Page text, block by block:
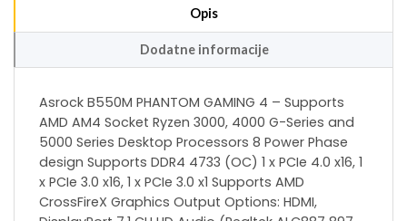
Opis
Dodatne informacije
Asrock B550M PHANTOM GAMING 4 – Supports
AMD AM4 Socket Ryzen 3000, 4000 G-Series and
5000 Series Desktop Processors 8 Power Phase
design Supports DDR4 4733 (OC) 1 x PCIe 4.0 x16, 1
x PCIe 3.0 x16, 1 x PCIe 3.0 x1 Supports AMD
CrossFireX Graphics Output Options: HDMI,